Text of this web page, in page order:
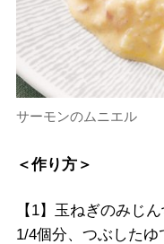
サーモンのムニエル
＜作り方＞
【1】玉ねぎのみじ
1/4個分、つぶした